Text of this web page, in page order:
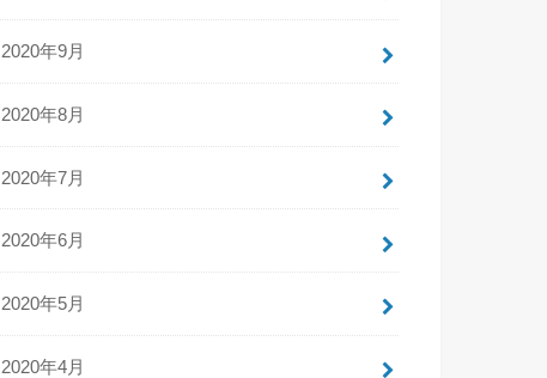
2020年9月
2020年8月
2020年7月
2020年6月
2020年5月
2020年4月